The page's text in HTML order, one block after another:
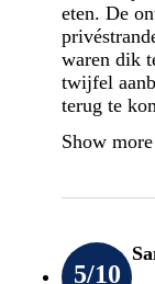
eten. De
waren dik
twijfel
terug te
Show more
5/10